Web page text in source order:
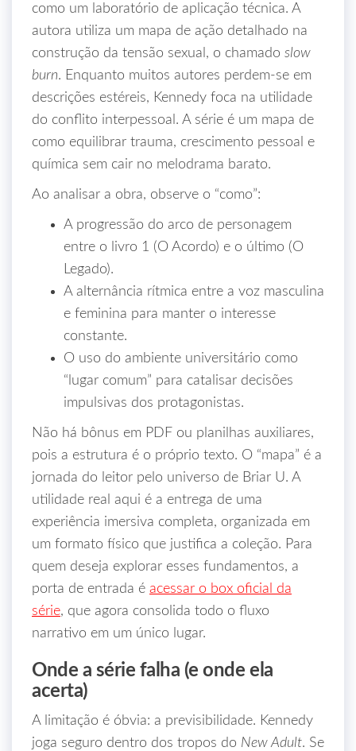
como um laboratório de aplicação técnica. A
autora utiliza um mapa de ação detalhado na
construção da tensão sexual, o chamado slow
burn. Enquanto muitos autores perdem-se em
descrições estéreis, Kennedy foca na utilidade
do conflito interpessoal. A série é um mapa de
como equilibrar trauma, crescimento pessoal e
química sem cair no melodrama barato.
Ao analisar a obra, observe o “como”:
A progressão do arco de personagem
entre o livro 1 (O Acordo) e o último (O
Legado).
A alternância rítmica entre a voz masculina
e feminina para manter o interesse
constante.
O uso do ambiente universitário como
“lugar comum” para catalisar decisões
impulsivas dos protagonistas.
Não há bônus em PDF ou planilhas auxiliares,
pois a estrutura é o próprio texto. O “mapa” é a
jornada do leitor pelo universo de Briar U. A
utilidade real aqui é a entrega de uma
experiência imersiva completa, organizada em
um formato físico que justifica a coleção. Para
quem deseja explorar esses fundamentos, a
porta de entrada é acessar o box oficial da
série, que agora consolida todo o fluxo
narrativo em um único lugar.
Onde a série falha (e onde ela
acerta)
A limitação é óbvia: a previsibilidade. Kennedy
joga seguro dentro dos tropos do New Adult. Se